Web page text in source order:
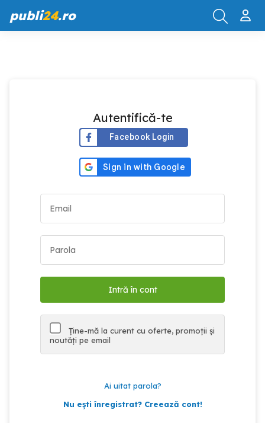
publi24.ro
Autentifică-te
Facebook Login
Ține-mă la curent cu oferte, promoții și
noutăți pe email
Ai uitat parola?
Nu ești înregistrat? Creează cont!